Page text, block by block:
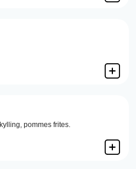
kylling, pommes frites.